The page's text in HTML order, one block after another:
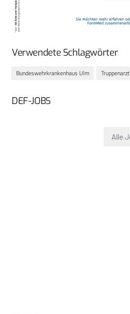
Verwendete Schlagwörter
Bundeswehrkrankenhaus Ulm Truppenarzt
DEF-JOBS